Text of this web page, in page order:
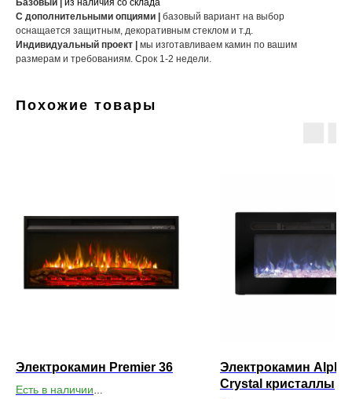
Базовый | из наличия со склада
С дополнительными опциями | базовый вариант на выбор
оснащается защитным, декоративным стеклом и т.д.
Индивидуальный проект | мы изготавливаем камин по вашим
размерам и требованиям. Срок 1-2 недели.
Похожие товары
Электрокамин Premier 36
Есть в наличии
Электрокамин Alpha
Crystal кристаллы